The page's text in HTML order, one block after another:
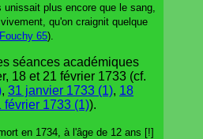
plus encore que le sang,
qu'on craignit quelque
Fouchy 65).
séances académiques
18 et 21 février 1733 (cf.
, 31 janvier 1733 (1), 18
février 1733 (1)).
en 1734, à l'âge de 12 ans [!]